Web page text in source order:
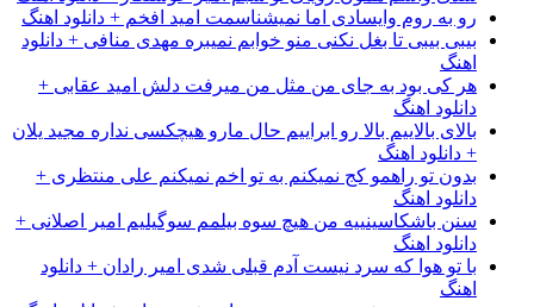
رو به روم وایسادی اما نمیشناسمت امید افخم + دانلود اهنگ
بیبی بیبی تا بغل نکنی منو خوابم نمیبره مهدی منافی + دانلود
اهنگ
هر کی بود به جای من مثل من میرفت دلش امید عقابی +
دانلود اهنگ
بالای بالاییم بالا رو ابراییم حال مارو هیچکسی نداره مجید یلان
+ دانلود اهنگ
بدون تو راهمو کج نمیکنم به تو اخم نمیکنم علی منتظری +
دانلود اهنگ
سنن باشکاسینییه من هیچ سوه بیلمم سوگیلیم امیر اصلانی +
دانلود اهنگ
با تو هوا که سرد نیست آدم قبلی شدی امیر رادان + دانلود
اهنگ